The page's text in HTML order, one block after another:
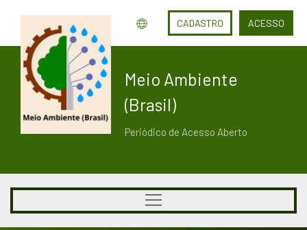
CADASTRO ACESSO
Meio Ambiente
(Brasil)
Periódico de Acesso Aberto